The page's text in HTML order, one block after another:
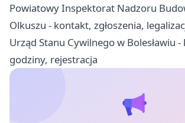
Powiatowy Inspektorat Nadzoru
Olkuszu - kontakt, zgłoszenia,
Urząd Stanu Cywilnego w Bolesławiu
godziny, rejestracja